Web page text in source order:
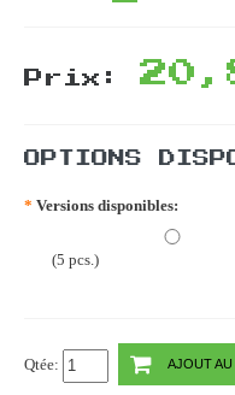
Prix:
OPTIONS
* Versions disponibles:
(5 pcs.)
Qtée: AJOUT AU